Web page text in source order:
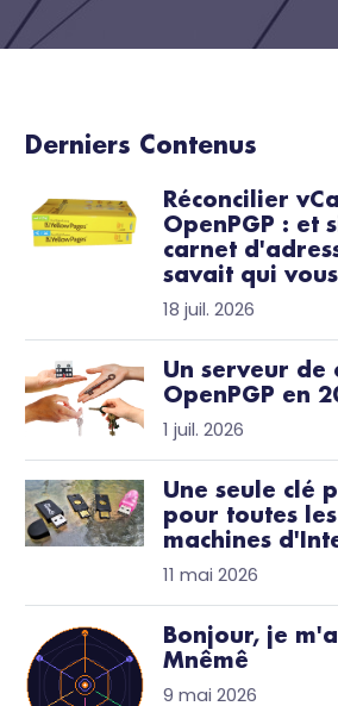
Derniers Contenus
Réconcilier
OpenPGP : et
carnet
savait qui
18 juil. 2026
Un serveur de
OpenPGP en
1 juil. 2026
Une seule clé
pour toutes les
machines
11 mai 2026
Bonjour, je
Mnêmê
9 mai 2026